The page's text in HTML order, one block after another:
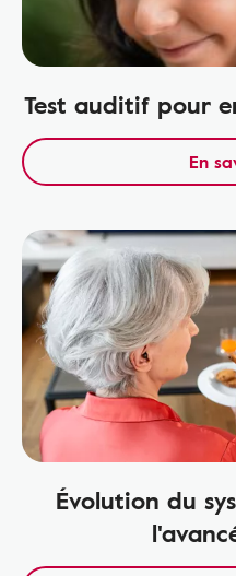
Test auditif pour
En
Évolution du